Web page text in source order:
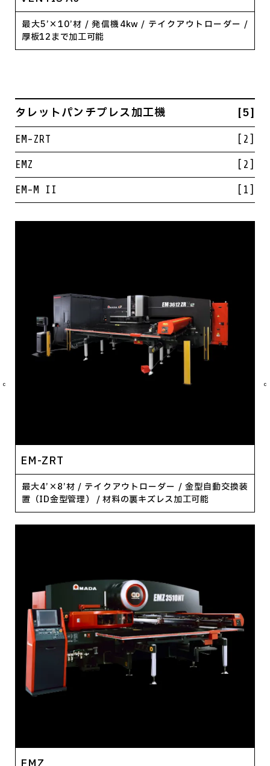
C C
最大5’×10’材 / 発信機4kw / テイクアウトローダー /
厚板12まで加工可能
タレットパンチプレス加工機 [5]
EM-ZRT [2]
EMZ [2]
EM-M II [1]
EM-ZRT
最大4’×8’材 / テイクアウトローダー / 金型自動交換装
置（ID金型管理） / 材料の裏キズレス加工可能